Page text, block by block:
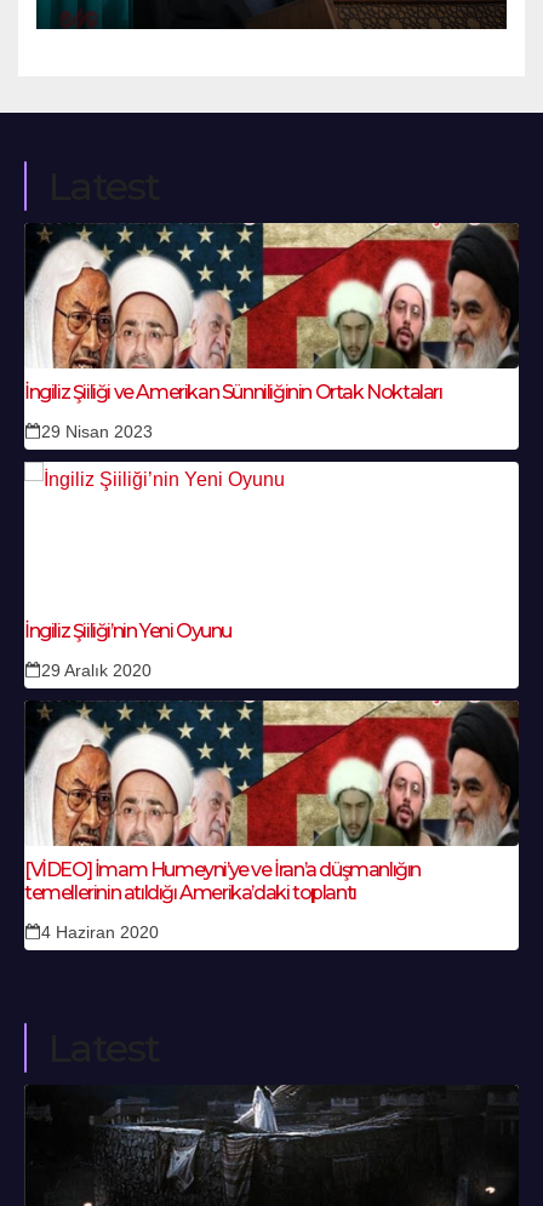
İngiliz Şiiliği ve Amerikan Sünniliğinin Ortak Noktaları
29 Nisan 2023
İngiliz Şiiliği’nin Yeni Oyunu
29 Aralık 2020
[VİDEO] İmam Humeyni’ye ve İran’a düşmanlığın
temellerinin atıldığı Amerika’daki toplantı
4 Haziran 2020